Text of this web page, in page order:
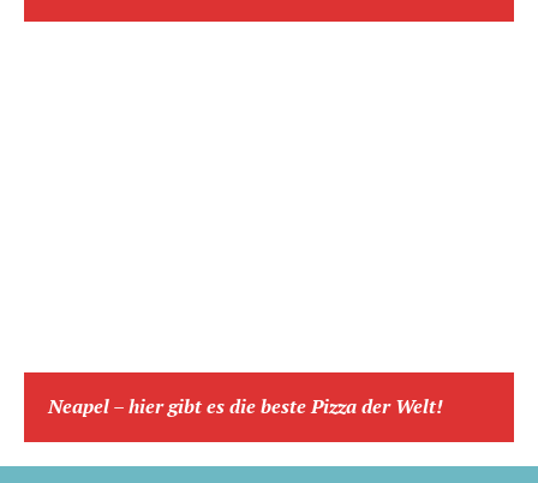
Neapel – hier gibt es die beste Pizza der Welt!